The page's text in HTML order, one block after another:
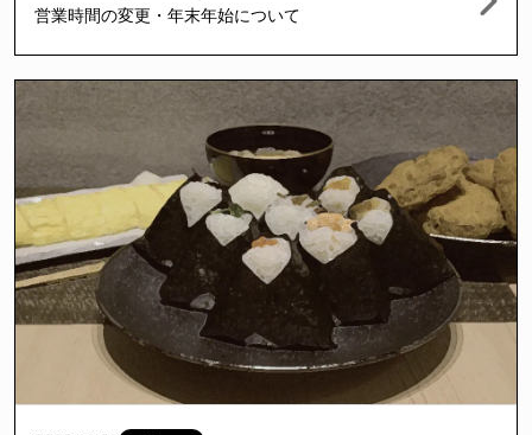
営業時間の変更・年末年始について